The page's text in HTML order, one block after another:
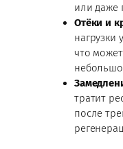
или даже
Отёки и
нагрузки
что
тратит
после